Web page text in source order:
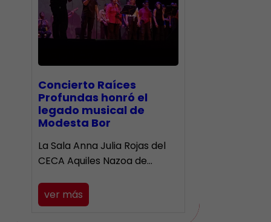
​Concierto Raíces
Profundas honró el
legado musical de
Modesta Bor
La Sala Anna Julia Rojas del
CECA Aquiles Nazoa de…
ver más